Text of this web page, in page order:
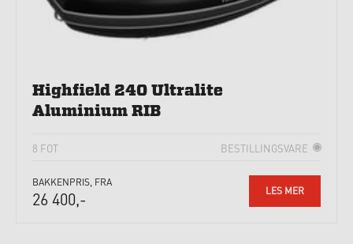
Highfield 240 Ultralite
Aluminium RIB
8 FOT BESTILLINGSVARE
BAKKENPRIS, FRA
26 400,- LES MER